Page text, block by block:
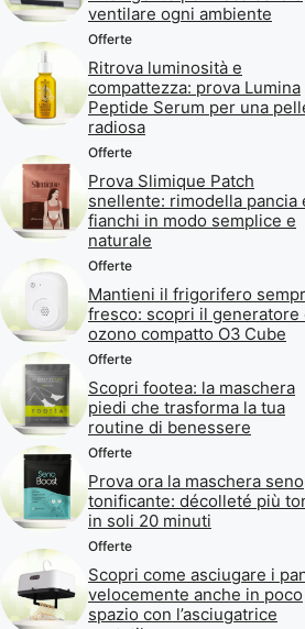
ventilare ogni ambiente
Offerte
Ritrova luminosità e
compattezza: prova Lumina
Peptide Serum per una
radiosa
Offerte
Prova Slimique Patch
snellente: rimodella pancia
fianchi in modo semplice e
naturale
Offerte
Mantieni il frigorifero
fresco: scopri il generatore
ozono compatto O3 Cube
Offerte
Scopri footea: la maschera
piedi che trasforma la tua
routine di benessere
Offerte
Prova ora la maschera seno
tonificante: décolleté più
in soli 20 minuti
Offerte
Scopri come asciugare i
velocemente anche in poco
spazio con l’asciugatrice